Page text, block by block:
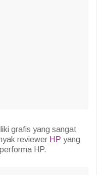
grafis yang sangat
reviewer HP yang
HP.